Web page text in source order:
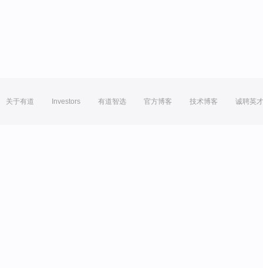
关于有道 Investors 有道智选 官方博客 技术博客 诚聘英才